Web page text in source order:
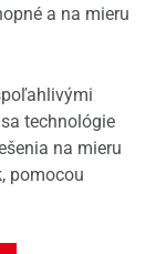
a na mieru
technológie
na mieru
pomocou